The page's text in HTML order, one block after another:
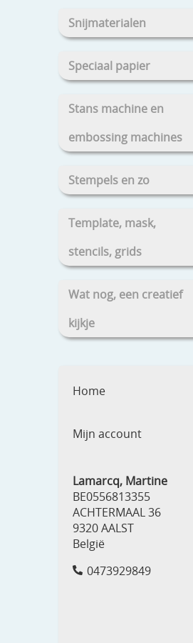
Snijmaterialen
Speciaal papier
Stans machine en
embossing machines
Stempels en zo
Template, mask,
stencils, grids
Wat nog, een creatief
kijkje
Home
Mijn account
Lamarcq, Martine
BE0556813355
ACHTERMAAL 36
9320 AALST
België
0473929849